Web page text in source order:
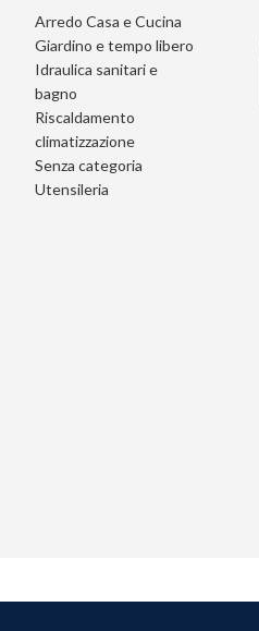
Arredo Casa e Cucina
Giardino e tempo libero
Idraulica sanitari e
bagno
Riscaldamento
climatizzazione
Senza categoria
Utensileria